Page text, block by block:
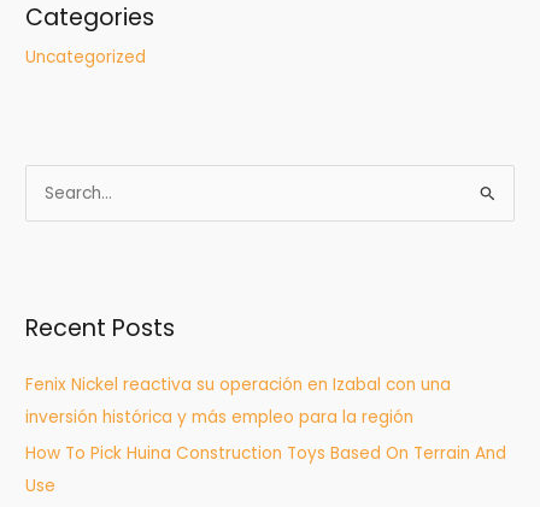
Categories
Uncategorized
e
c
f
o
r
:
Recent Posts
Fenix Nickel reactiva su operación en Izabal con una
inversión histórica y más empleo para la región
How To Pick Huina Construction Toys Based On Terrain And
Use